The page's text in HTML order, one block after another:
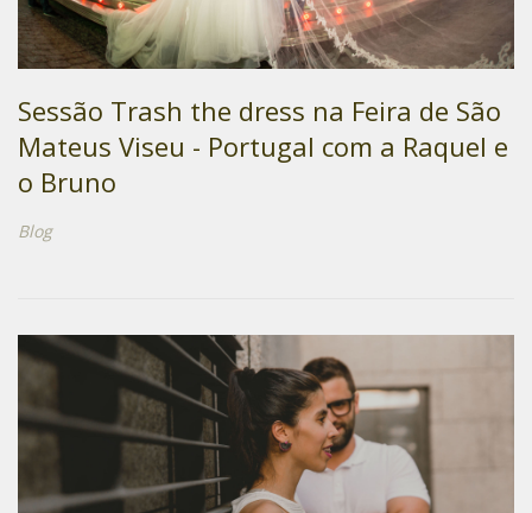
Sessão Trash the dress na Feira de São
Mateus Viseu - Portugal com a Raquel e
o Bruno
Blog